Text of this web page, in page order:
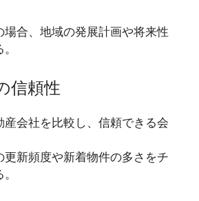
場合、地域の発展計画や将来性
信頼性
産会社を比較し、信頼できる会
更新頻度や新着物件の多さをチ